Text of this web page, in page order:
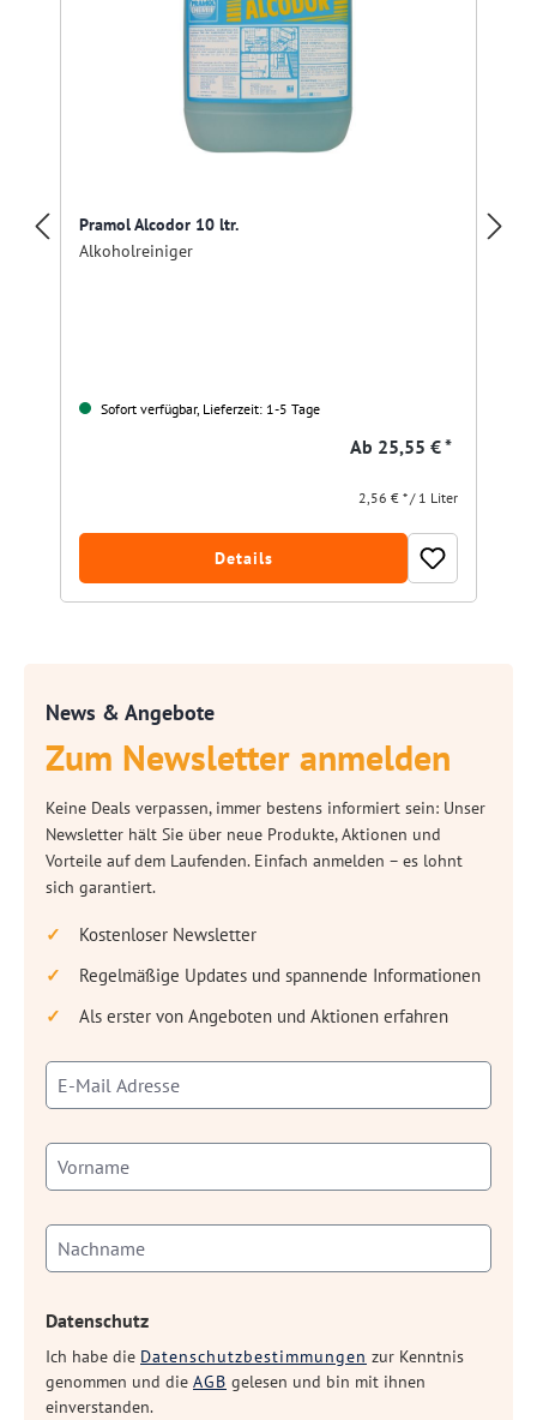
Pramol Alcodor 10 ltr.
Alkoholreiniger
Sofort verfügbar, Lieferzeit: 1-5 Tage
Ab 25,55 € *
2,56 € * / 1 Liter
Details
News & Angebote
Zum Newsletter anmelden
Keine Deals verpassen, immer bestens informiert sein: Unser
Newsletter hält Sie über neue Produkte, Aktionen und
Vorteile auf dem Laufenden. Einfach anmelden – es lohnt
sich garantiert.
Kostenloser Newsletter
Regelmäßige Updates und spannende Informationen
Als erster von Angeboten und Aktionen erfahren
Datenschutz
Ich habe die Datenschutzbestimmungen zur Kenntnis
genommen und die AGB gelesen und bin mit ihnen
einverstanden.